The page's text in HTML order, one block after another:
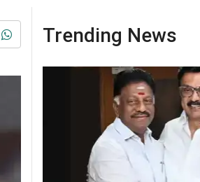
Trending News